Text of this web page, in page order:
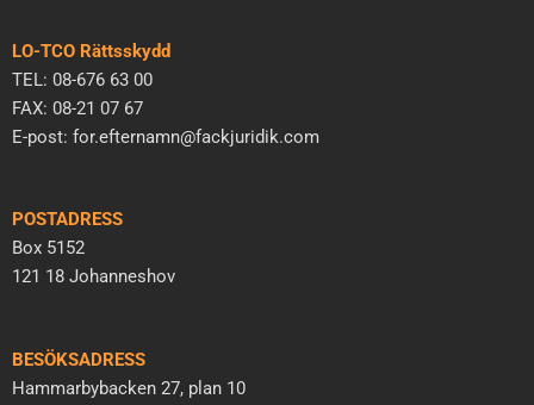
LO-TCO Rättsskydd
TEL: 08-676 63 00
FAX: 08-21 07 67
E-post: for.efternamn@fackjuridik.com
POSTADRESS
Box 5152
121 18 Johanneshov
BESÖKSADRESS
Hammarbybacken 27, plan 10